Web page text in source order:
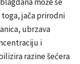
toga, jača prirodni
ubrzava
i
razine šećera